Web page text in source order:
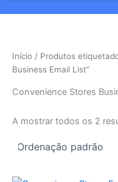
Início / Produtos
Business Email List”
Convenience Stores
A mostrar todos os 2